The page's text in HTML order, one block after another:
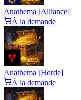
Anathema [Alliance]
À la demande
Anathema [Horde]
À la demande